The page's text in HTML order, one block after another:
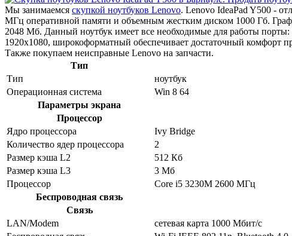
Мы занимаемся скупкой ноутбуков Lenovo. Lenovo IdeaPad Y500 -
МГц оперативной памяти и объемным жестким диском 1000 Гб.
2048 Мб. Данный ноутбук имеет все необходимые для работы
1920x1080, широкоформатный обеспечивает достаточный комфорт
Также покупаем неисправные Lenovo на запчасти.
Тип
Тип
ноутбук
Операционная система
Win 8 64
Параметры экрана
Процессор
Ядро процессора
Ivy Bridge
Количество ядер процессора
2
Размер кэша L2
512 Кб
Размер кэша L3
3 Мб
Процессор
Core i5 3230M 2600 МГц
Беспроводная связь
Связь
LAN/Modem
сетевая карта 1000 Мбит/c